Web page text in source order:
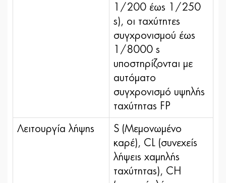
1/200 έως 1/250
s), οι ταχύτητες
συγχρονισμού έως
1/8000 s
υποστηρίζονται με
αυτόματο
συγχρονισμό υψηλής
ταχύτητας FP
Λειτουργία λήψης
S (Μεμονωμένο
καρέ), CL (συνεχείς
λήψεις χαμηλής
ταχύτητας), CH